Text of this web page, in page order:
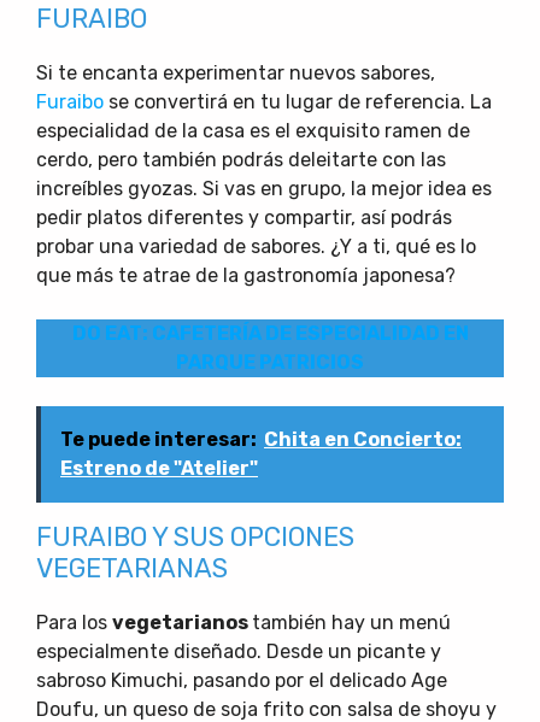
FURAIBO
Si te encanta experimentar nuevos sabores,
Furaibo se convertirá en tu lugar de referencia. La
especialidad de la casa es el exquisito ramen de
cerdo, pero también podrás deleitarte con las
increíbles gyozas. Si vas en grupo, la mejor idea es
pedir platos diferentes y compartir, así podrás
probar una variedad de sabores. ¿Y a ti, qué es lo
que más te atrae de la gastronomía japonesa?
DO EAT: CAFETERÍA DE ESPECIALIDAD EN
PARQUE PATRICIOS
Te puede interesar: Chita en Concierto:
Estreno de "Atelier"
FURAIBO Y SUS OPCIONES
VEGETARIANAS
Para los vegetarianos también hay un menú
especialmente diseñado. Desde un picante y
sabroso Kimuchi, pasando por el delicado Age
Doufu, un queso de soja frito con salsa de shoyu y